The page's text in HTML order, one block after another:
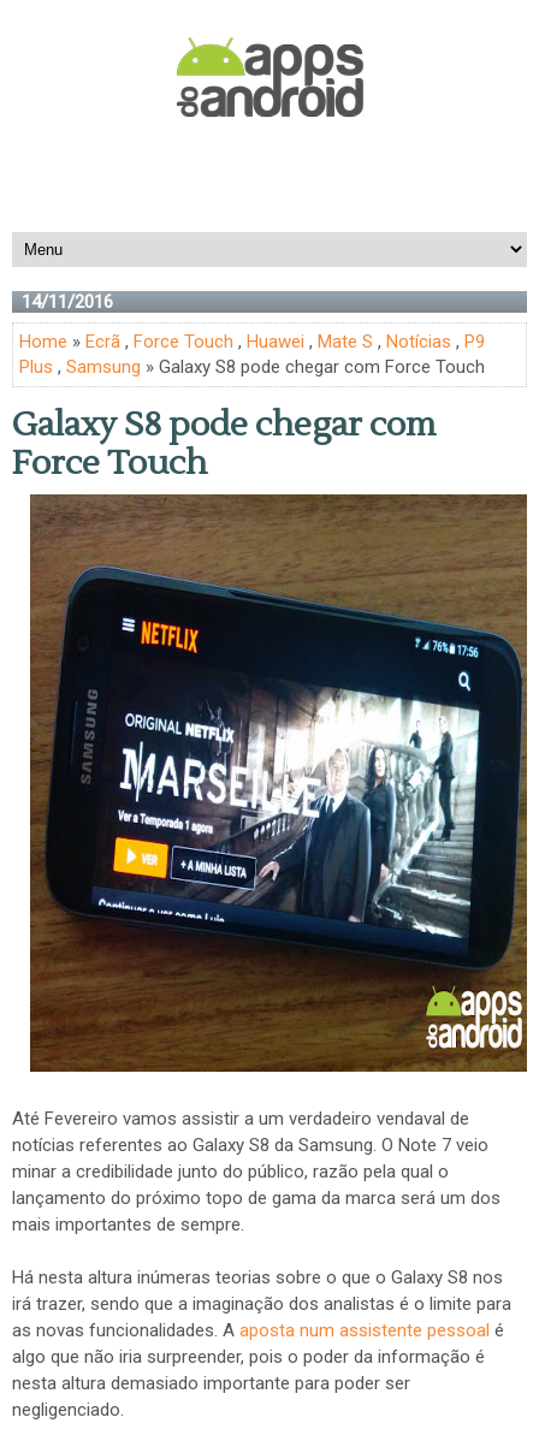
14/11/2016
Home » Ecrã , Force Touch , Huawei , Mate S , Notícias , P9
Plus , Samsung » Galaxy S8 pode chegar com Force Touch
Galaxy S8 pode chegar com
Force Touch
Até Fevereiro vamos assistir a um verdadeiro vendaval de
notícias referentes ao Galaxy S8 da Samsung. O Note 7 veio
minar a credibilidade junto do público, razão pela qual o
lançamento do próximo topo de gama da marca será um dos
mais importantes de sempre.
Há nesta altura inúmeras teorias sobre o que o Galaxy S8 nos
irá trazer, sendo que a imaginação dos analistas é o limite para
as novas funcionalidades. A aposta num assistente pessoal é
algo que não iria surpreender, pois o poder da informação é
nesta altura demasiado importante para poder ser
negligenciado.